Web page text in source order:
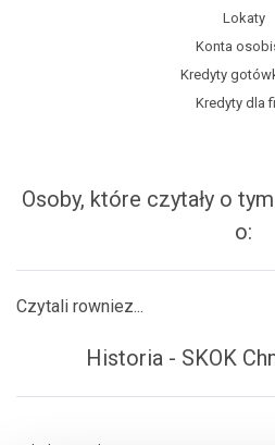
Lokaty
Konta
Kredyty
Kredyty dla
Osoby, które czytały o
o:
Czytali rowniez...
Historia - SKOK